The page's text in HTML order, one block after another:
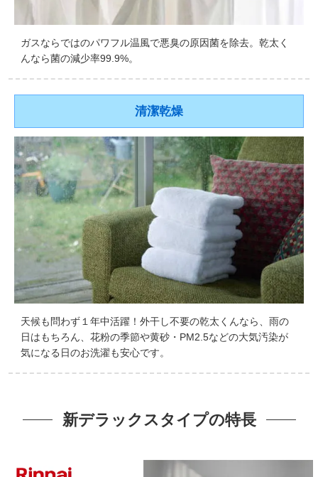
ガスならではのパワフル温風で悪臭の原因菌を除去。乾太く
んなら菌の減少率99.9%。
清潔乾燥
天候も問わず１年中活躍！外干し不要の乾太くんなら、雨の
日はもちろん、花粉の季節や黄砂・PM2.5などの大気汚染が
気になる日のお洗濯も安心です。
新デラックスタイプの特長